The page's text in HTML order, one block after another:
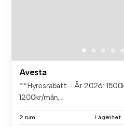
Avesta
**Hyresrabatt - År 2026:
1200kr/mån,...
2 rum Lägenhet